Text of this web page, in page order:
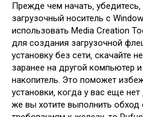
Прежде чем начать‚ убедитесь‚
загрузочный носитель с
использовать Media Creation
для создания загрузочной
установку без сети‚ скачайте
заранее на другой компьютер и
накопитель. Это поможет
установки‚ когда у вас еще
же вы хотите выполнить обход